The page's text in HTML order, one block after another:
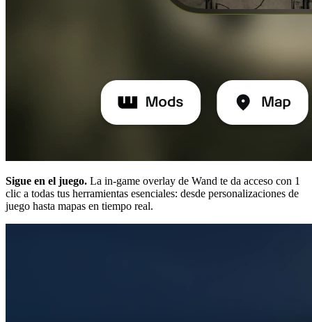
Sigue en el juego. La in-game overlay de Wand te da acceso con 1
clic a todas tus herramientas esenciales: desde personalizaciones de
juego hasta mapas en tiempo real.